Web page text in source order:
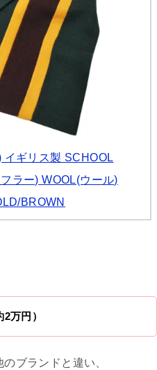
イギリス製 SCHOOL
ラー) WOOL(ウール)
BROWN
万円）
ブランドと違い、